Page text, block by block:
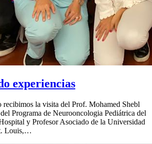
experiencias
recibimos la visita del Prof. Mohamed Shebl
Programa de Neurooncologia Pediátrica del
y Profesor Asociado de la Universidad
Louis,…